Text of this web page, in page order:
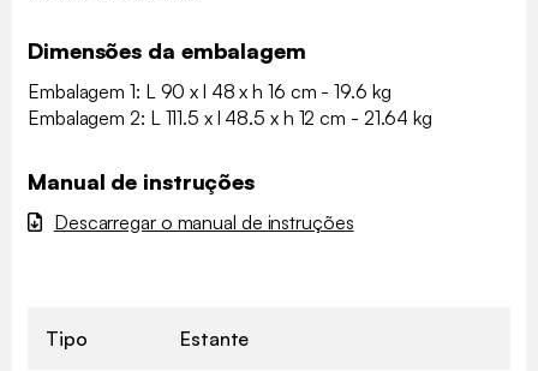
Dimensões da embalagem
Embalagem 1: L 90 x l 48 x h 16 cm - 19.6 kg
Embalagem 2: L 111.5 x l 48.5 x h 12 cm - 21.64 kg
Manual de instruções
Descarregar o manual de instruções
Tipo Estante